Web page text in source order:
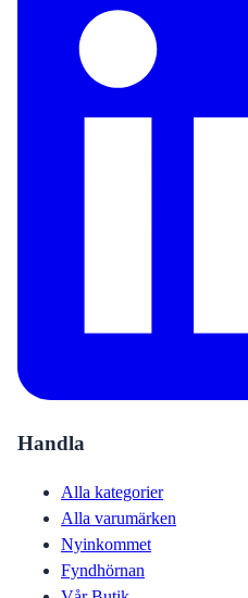
Handla
Alla kategorier
Alla varumärken
Nyinkommet
Fyndhörnan